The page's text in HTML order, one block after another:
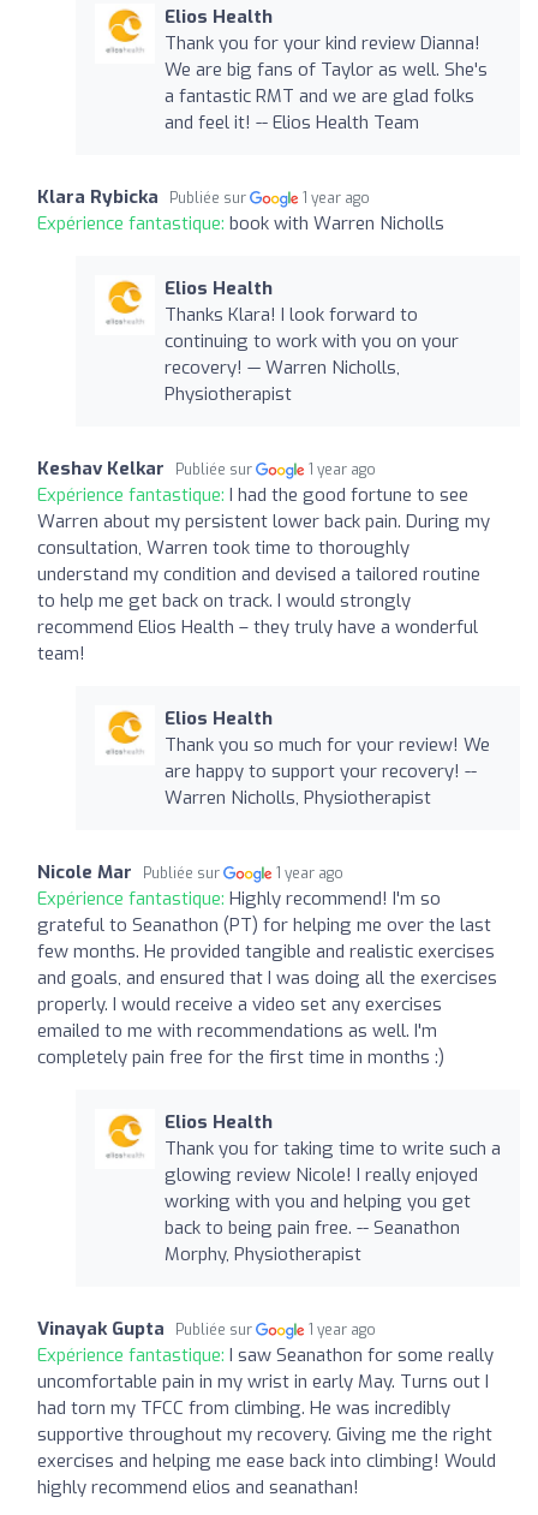
Elios Health
Thank you for your kind review Dianna!
We are big fans of Taylor as well. She's
a fantastic RMT and we are glad folks
and feel it! -- Elios Health Team
Klara Rybicka Publiée sur 1 year ago
Expérience fantastique: book with Warren Nicholls
Elios Health
Thanks Klara! I look forward to
continuing to work with you on your
recovery! — Warren Nicholls,
Physiotherapist
Keshav Kelkar Publiée sur 1 year ago
Expérience fantastique: I had the good fortune to see
Warren about my persistent lower back pain. During my
consultation, Warren took time to thoroughly
understand my condition and devised a tailored routine
to help me get back on track. I would strongly
recommend Elios Health – they truly have a wonderful
team!
Elios Health
Thank you so much for your review! We
are happy to support your recovery! --
Warren Nicholls, Physiotherapist
Nicole Mar Publiée sur 1 year ago
Expérience fantastique: Highly recommend! I'm so
grateful to Seanathon (PT) for helping me over the last
few months. He provided tangible and realistic exercises
and goals, and ensured that I was doing all the exercises
properly. I would receive a video set any exercises
emailed to me with recommendations as well. I'm
completely pain free for the first time in months :)
Elios Health
Thank you for taking time to write such a
glowing review Nicole! I really enjoyed
working with you and helping you get
back to being pain free. -- Seanathon
Morphy, Physiotherapist
Vinayak Gupta Publiée sur 1 year ago
Expérience fantastique: I saw Seanathon for some really
uncomfortable pain in my wrist in early May. Turns out I
had torn my TFCC from climbing. He was incredibly
supportive throughout my recovery. Giving me the right
exercises and helping me ease back into climbing! Would
highly recommend elios and seanathan!